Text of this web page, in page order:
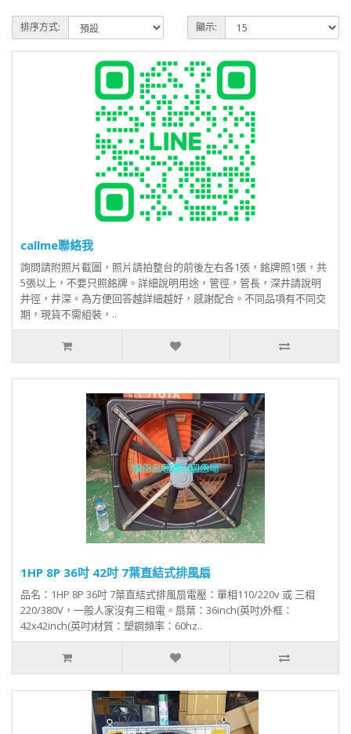
排序方式: 顯示:
callme聯絡我
詢問請附照片截圖，照片請拍整台的前後左右各1張，銘牌照1張，共
5張以上，不要只照銘牌。詳細說明用途，管徑，管長，深井請說明
井徑，井深。為方便回答越詳細越好，感謝配合。不同品項有不同交
期，現貨不需組裝，..
1HP 8P 36吋 42吋 7葉直結式排風扇
品名：1HP 8P 36吋 7葉直結式排風扇電壓：單相110/220v 或 三相
220/380V，一般人家沒有三相電。扇葉：36inch(英吋)外框：
42x42inch(英吋)材質：塑鋼頻率：60hz..